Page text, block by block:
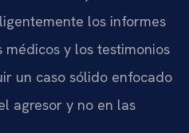
los informes
y los testimonios
un caso sólido enfocado
agresor y no en las